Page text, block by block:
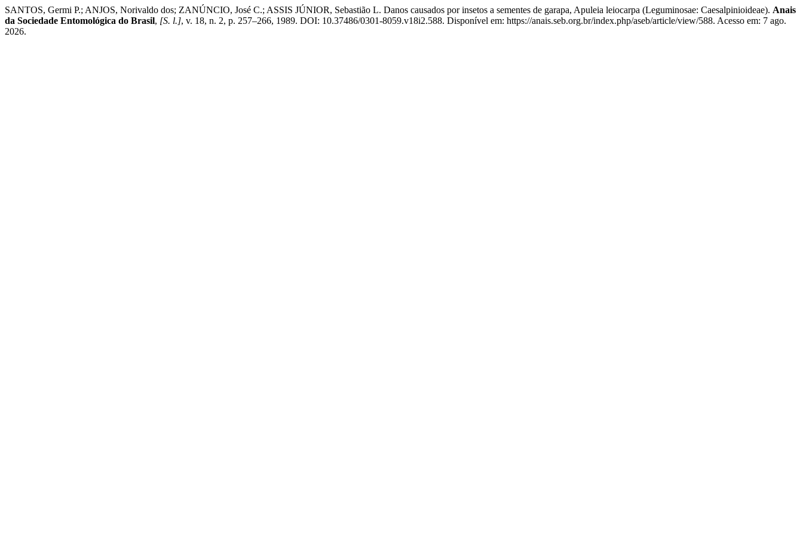
SANTOS, Germi P.; ANJOS, Norivaldo dos; ZANÚNCIO, José C.; ASSIS JÚNIOR, Sebastião L. Danos causados por insetos a sementes de garapa, Apuleia leiocarpa (Leguminosae: Caesalpinioideae). Anais
da Sociedade Entomológica do Brasil, [S. l.], v. 18, n. 2, p. 257–266, 1989. DOI: 10.37486/0301-8059.v18i2.588. Disponível em: https://anais.seb.org.br/index.php/aseb/article/view/588. Acesso em: 7 ago.
2026.